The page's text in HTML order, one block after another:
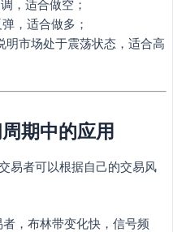
，适合做空；
，适合做多；
明市场处于震荡状态，适合高
期中的应用
易者可以根据自己的交易风
者，布林带变化快，信号频